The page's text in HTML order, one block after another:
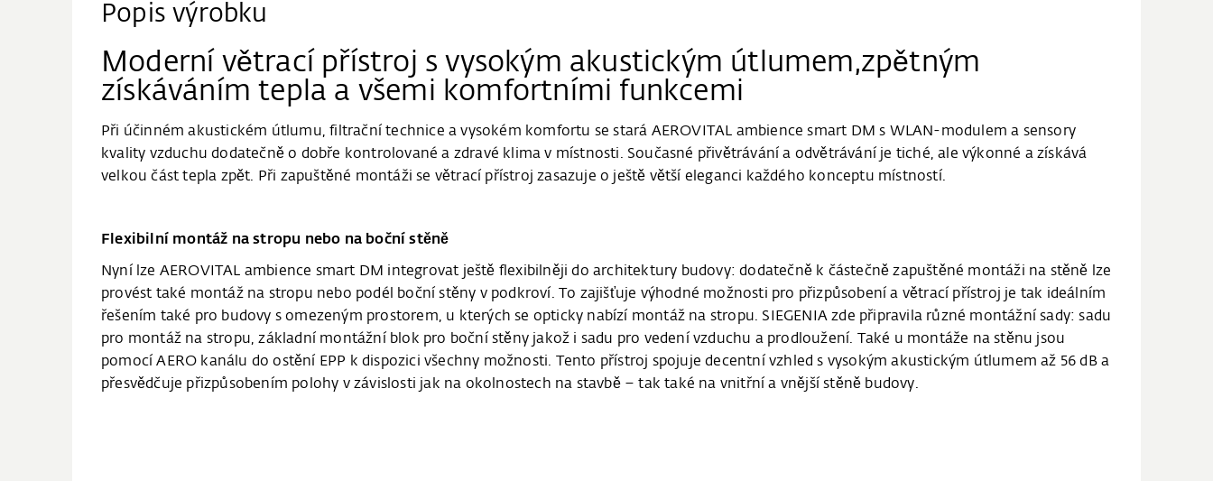
Popis výrobku
Moderní větrací přístroj s vysokým akustickým útlumem,zpětným
získáváním tepla a všemi komfortními funkcemi
Při účinném akustickém útlumu, filtrační technice a vysokém komfortu se stará AEROVITAL ambience smart DM s WLAN-modulem a sensory
kvality vzduchu dodatečně o dobře kontrolované a zdravé klima v místnosti. Současné přivětrávání a odvětrávání je tiché, ale výkonné a získává
velkou část tepla zpět. Při zapuštěné montáži se větrací přístroj zasazuje o ještě větší eleganci každého konceptu místností.
Flexibilní montáž na stropu nebo na boční stěně
Nyní lze AEROVITAL ambience smart DM integrovat ještě flexibilněji do architektury budovy: dodatečně k částečně zapuštěné montáži na stěně lze
provést také montáž na stropu nebo podél boční stěny v podkroví. To zajišťuje výhodné možnosti pro přizpůsobení a větrací přístroj je tak ideálním
řešením také pro budovy s omezeným prostorem, u kterých se opticky nabízí montáž na stropu. SIEGENIA zde připravila různé montážní sady: sadu
pro montáž na stropu, základní montážní blok pro boční stěny jakož i sadu pro vedení vzduchu a prodloužení. Také u montáže na stěnu jsou
pomocí AERO kanálu do ostění EPP k dispozici všechny možnosti. Tento přístroj spojuje decentní vzhled s vysokým akustickým útlumem až 56 dB a
přesvědčuje přizpůsobením polohy v závislosti jak na okolnostech na stavbě – tak také na vnitřní a vnější stěně budovy.